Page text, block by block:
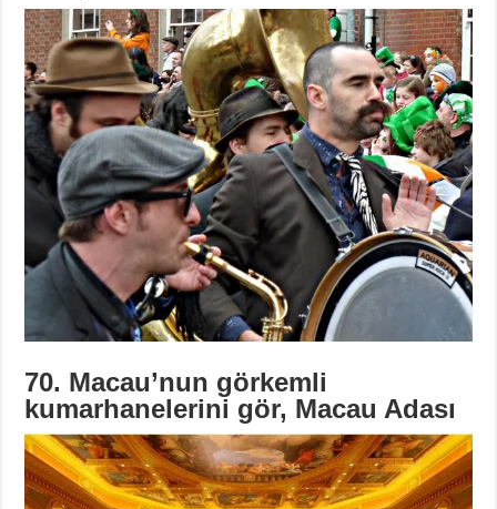
70. Macau’nun görkemli
kumarhanelerini gör, Macau Adası